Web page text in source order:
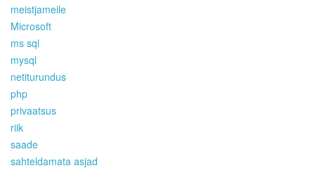
meistjameile
Microsoft
ms sql
mysql
netiturundus
php
privaatsus
riik
saade
sahteldamata asjad